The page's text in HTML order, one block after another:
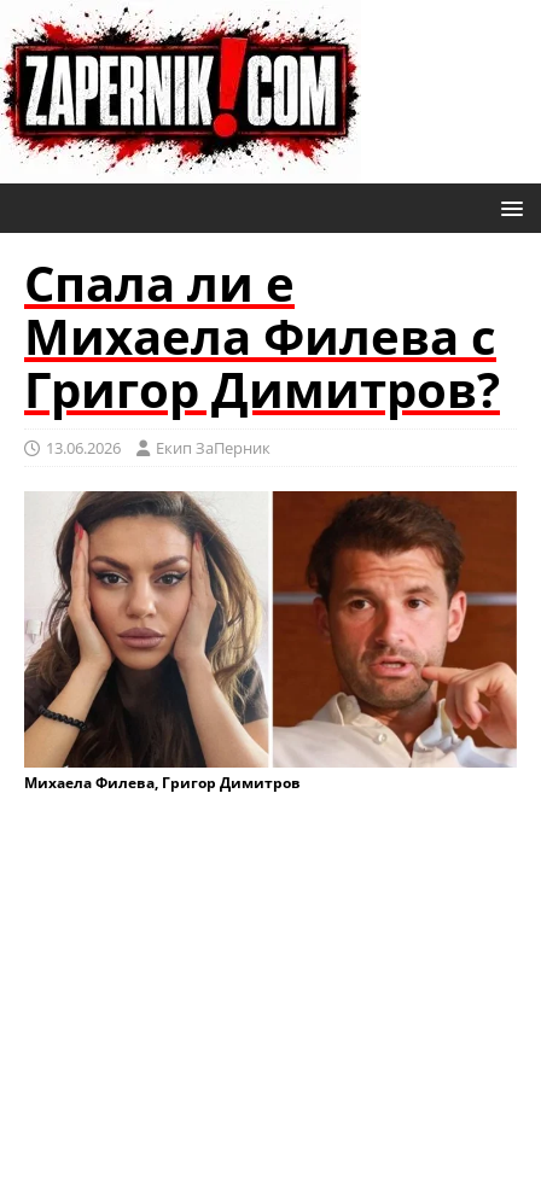
Спала ли е
Михаела Филева с
Григор Димитров?
13.06.2026 Eкип ЗаПерник
Михаела Филева, Григор Димитров